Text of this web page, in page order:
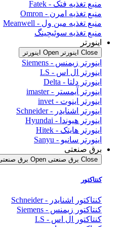
منبع تغذیه فتک - Fatek
منبع تغذیه امرن - Omron
منبع تغذیه مین ول - Meanwell
منبع تغذیه سوئیچینگ
اینورتر
Close اینورتر Open اینورتر
اینورتر زیمنس - Siemens
اینورتر ال اس - LS
اینورتر دلتا - Delta
اینورتر آیمستر - imaster
اینورتر اینوت - invet
اینورتر اشنایدر - Schneider
اینورتر هیوندا - Hyundai
اینورتر هایتک - Hitek
اینورتر سانیو - Sanyu
برق صنعتی
Close برق صنعتی Open برق صنعتی
کنتاکتور
کنتاکتور اشنایدر - Schneider
کنتاکتور زیمنس - Siemens
کنتاکتور ال اس - LS